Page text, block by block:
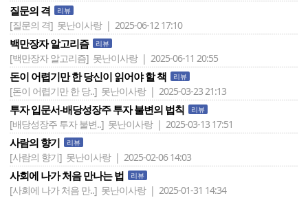
질문의 격 리뷰
[질문의 격] 못난이사랑 | 2025-06-12 17:10
백만장자 알고리즘 리뷰
[백만장자 알고리즘] 못난이사랑 | 2025-06-11 20:55
돈이 어렵기만 한 당신이 읽어야 할 책 리뷰
[돈이 어렵기만 한 당..] 못난이사랑 | 2025-03-23 21:13
투자 입문서-배당성장주 투자 불변의 법칙 리뷰
[배당성장주 투자 불변..] 못난이사랑 | 2025-03-13 17:51
사람의 향기 리뷰
[사람의 향기] 못난이사랑 | 2025-02-06 14:03
사회에 나가 처음 만나는 법 리뷰
[사회에 나가 처음 만..] 못난이사랑 | 2025-01-31 14:34